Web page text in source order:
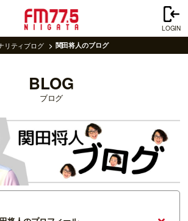
LOGIN
リティブログ 関田将人のブログ
BLOG
ブログ